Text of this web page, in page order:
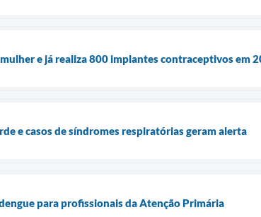
e já realiza 800 implantes contraceptivos em
e casos de síndromes respiratórias geram alerta
para profissionais da Atenção Primária